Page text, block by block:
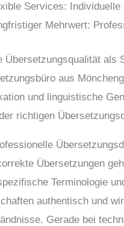
Services: Individuelle
Mehrwert:
Übersetzungsqualität als
aus
und linguistische
richtigen
Übersetzungen
Terminologie
authentisch und
Gerade bei